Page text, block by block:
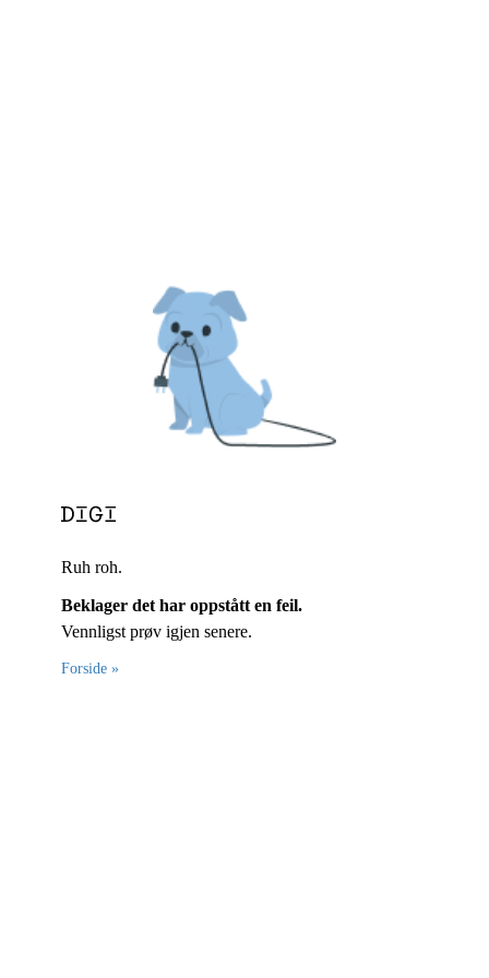
Ruh roh.
Beklager det har oppstått en feil.
Vennligst prøv igjen senere.
Forside »